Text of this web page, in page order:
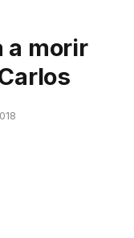
a morir